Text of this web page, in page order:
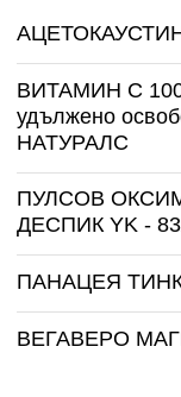
АЦЕТОКАУСТИН
ВИТАМИН С
удължено
НАТУРАЛС
ПУЛСОВ
ДЕСПИК YK -
ПАНАЦЕЯ
ВЕГАВЕРО